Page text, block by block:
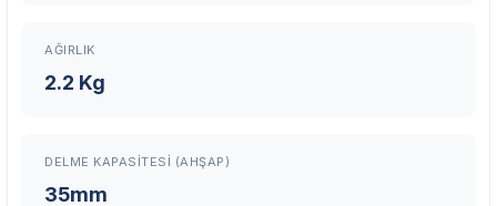
Garanti Kapsamı
Ücretsiz onarım veya değişim
Yetkili servis ağı desteği
AĞIRLIK
2.2 Kg
DELME KAPASITESI (AHŞAP)
35mm